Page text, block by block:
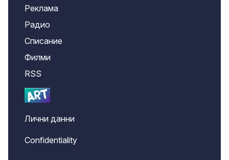
Реклама
Радио
Списание
Филми
RSS
Лични данни
Confidentiality